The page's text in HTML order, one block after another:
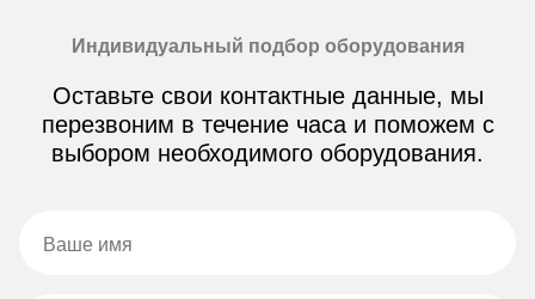
Индивидуальный подбор оборудования
Оставьте свои контактные данные, мы
перезвоним в течение часа и поможем с
выбором необходимого оборудования.